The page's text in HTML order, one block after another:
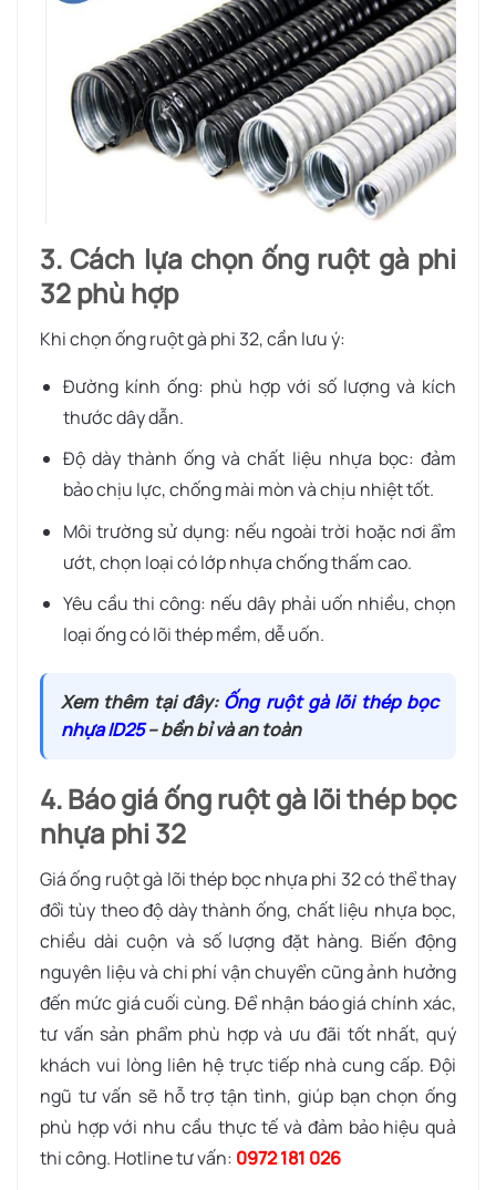
3. Cách lựa chọn ống ruột gà phi
32 phù hợp
Khi chọn ống ruột gà phi 32, cần lưu ý:
Đường kính ống: phù hợp với số lượng và kích
thước dây dẫn.
Độ dày thành ống và chất liệu nhựa bọc: đảm
bảo chịu lực, chống mài mòn và chịu nhiệt tốt.
Môi trường sử dụng: nếu ngoài trời hoặc nơi ẩm
ướt, chọn loại có lớp nhựa chống thấm cao.
Yêu cầu thi công: nếu dây phải uốn nhiều, chọn
loại ống có lõi thép mềm, dễ uốn.
Xem thêm tại đây: Ống ruột gà lõi thép bọc
nhựa ID25– bền bỉ và an toàn
4. Báo giá ống ruột gà lõi thép bọc
nhựa phi 32
Giá ống ruột gà lõi thép bọc nhựa phi 32 có thể thay
đổi tùy theo độ dày thành ống, chất liệu nhựa bọc,
chiều dài cuộn và số lượng đặt hàng. Biến động
nguyên liệu và chi phí vận chuyển cũng ảnh hưởng
đến mức giá cuối cùng. Để nhận báo giá chính xác,
tư vấn sản phẩm phù hợp và ưu đãi tốt nhất, quý
khách vui lòng liên hệ trực tiếp nhà cung cấp. Đội
ngũ tư vấn sẽ hỗ trợ tận tình, giúp bạn chọn ống
phù hợp với nhu cầu thực tế và đảm bảo hiệu quả
thi công. Hotline tư vấn: 0972 181 026